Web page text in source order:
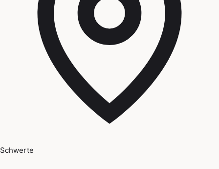
Schwerte